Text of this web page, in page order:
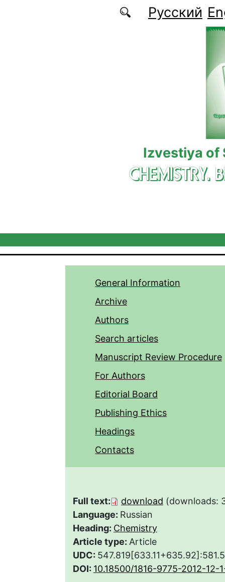
Русский
Izvestiya of
CHEMISTRY.
General Information
Archive
Authors
Search articles
Manuscript Review Procedure
For Authors
Editorial Board
Publishing Ethics
Headings
Contacts
Full text: download (downloads:
Language: Russian
Heading: Chemistry
Article type: Article
UDC: 547.819[633.11+635.92]:581.5
DOI: 10.18500/1816-9775-2012-12-